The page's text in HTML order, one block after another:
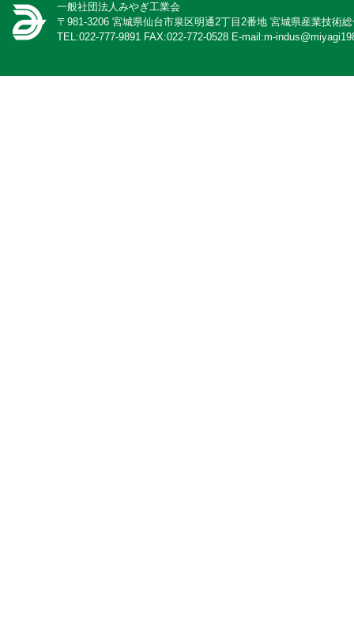
一般社団法人みやぎ工業会
〒981-3206 宮城県仙台市泉区明通2丁目2番地 宮城県産業技術
TEL:022-777-9891 FAX:022-772-0528 E-mail:m-